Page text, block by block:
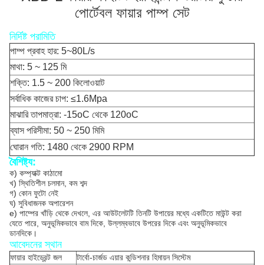
পোর্টেবল ফায়ার পাম্প সেট
নির্দিষ্ট পরামিতি
পাম্প প্রবাহ হার: 5~80L/s
মাথা: 5 ~ 125 মি
শক্তি: 1.5 ~ 200 কিলোওয়াট
সর্বাধিক কাজের চাপ: ≤1.6Mpa
মাঝারি তাপমাত্রা: -15oC থেকে 120oC
ব্যাস পরিসীমা: 50 ~ 250 মিমি
ঘোরান গতি: 1480 থেকে 2900 RPM
বৈশিষ্ট্য:
ক) কম্প্যাক্ট কাঠামো
খ) স্থিতিশীল চলমান, কম শব্দ
গ) কোন ফুটো নেই
ঘ) সুবিধাজনক অপারেশন
e) পাম্পের খাঁড়ি থেকে দেখলে, এর আউটলেটটি তিনটি উপায়ের মধ্যে একটিতে মাউন্ট করা
যেতে পারে, অনুভূমিকভাবে বাম দিকে, উল্লম্বভাবে উপরের দিকে এবং অনুভূমিকভাবে
ডানদিকে।
আবেদনের স্থান
ফায়ার হাইড্রেন্ট জল
টার্বো-চার্জড এয়ার কন্ডিশনার হিমায়ন সিস্টেম